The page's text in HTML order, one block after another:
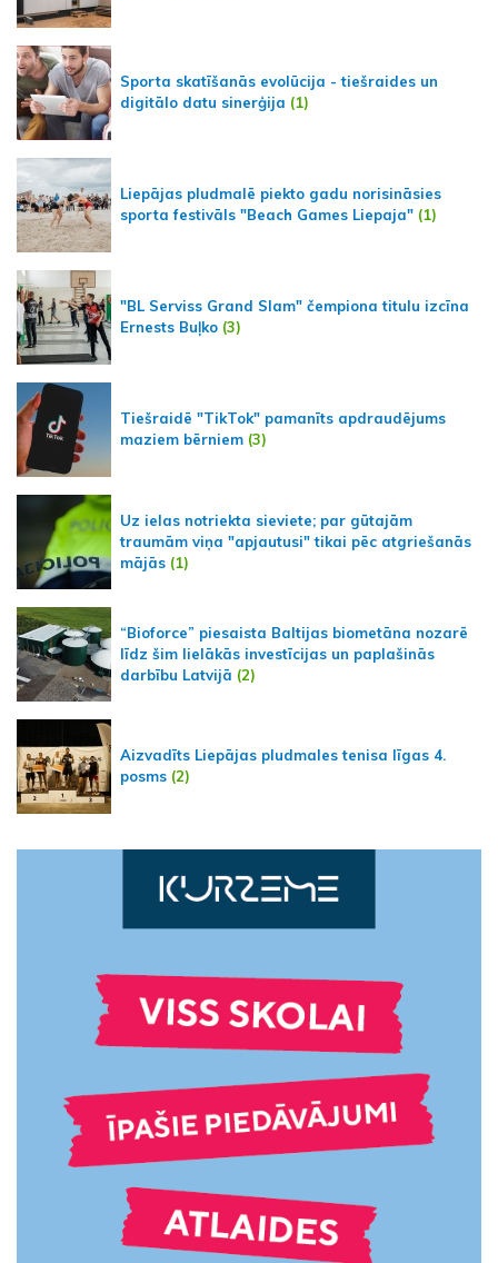
Sporta skatīšanās evolūcija - tiešraides un
digitālo datu sinerģija (1)
Liepājas pludmalē piekto gadu norisināsies
sporta festivāls "Beach Games Liepaja" (1)
"BL Serviss Grand Slam" čempiona titulu izcīna
Ernests Buļko (3)
Tiešraidē "TikTok" pamanīts apdraudējums
maziem bērniem (3)
Uz ielas notriekta sieviete; par gūtajām
traumām viņa "apjautusi" tikai pēc atgriešanās
mājās (1)
“Bioforce” piesaista Baltijas biometāna nozarē
līdz šim lielākās investīcijas un paplašinās
darbību Latvijā (2)
Aizvadīts Liepājas pludmales tenisa līgas 4.
posms (2)